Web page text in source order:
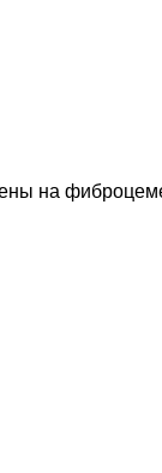
на